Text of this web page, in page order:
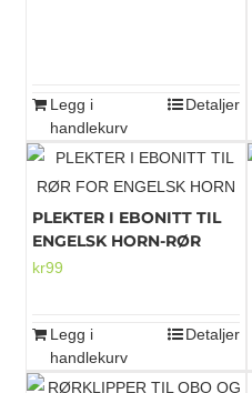
Legg i
handlekurv
Detaljer
PLEKTER I EBONITT TIL
ENGELSK HORN-RØR
kr99
Legg i
handlekurv
Detaljer